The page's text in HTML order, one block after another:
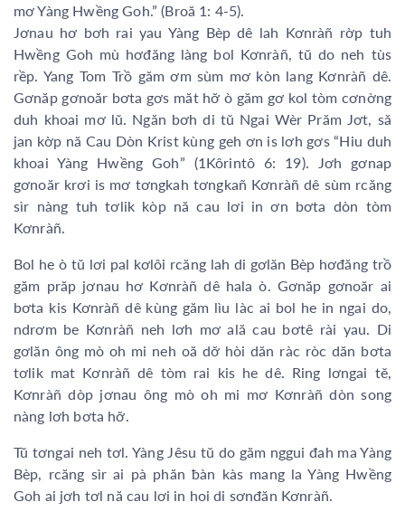
mơ Yàng Hwềng Goh.” (Broă 1: 4-5).
Jơnau hơ bơh rai yau Yàng Bèp dê lah Kơnràñ rờp tuh
Hwềng Goh mù hơđăng làng bol Kơnràñ, tŭ do neh tùs
rềp. Yang Tom Trồ găm ơm sùm mơ kòn lang Kơnràñ dê.
Gơnăp gơnoăr bơta gơs măt hơ̆ ò găm gơ kol tòm cơnờng
duh khoai mơ lŭ. Ngăn bơh di tŭ Ngai Wèr Prăm Jơt, să
jan kờp nă Cau Dòn Krist kùng geh ơn is lơh gơs “Hiu duh
khoai Yàng Hwềng Goh” (1Kôrintô 6: 19). Jơh gơnap
gơnoăr krơi is mơ tơngkah tơngkañ Kơnràñ dê sùm rcăng
sìr nàng tuh tơlik kòp nă cau lơi in ơn bơta dòn tòm
Kơnràñ.
Bol he ò tŭ lơi pal kơlôi rcăng lah di gơlăn Bèp hơđăng trồ
găm prăp jơnau hơ Kơnràñ dê hala ò. Gơnăp gơnoăr ai
bơta kis Kơnràñ dê kùng găm lìu làc ai bol he in ngai do,
ndrơm be Kơnràñ neh lơh mơ ală cau bơtê rài yau. Di
gơlăn ông mò oh mi neh oă dơ̆ hòi dăn ràc ròc dăn bơta
tơlik mat Kơnràñ dê tòm rai kis he dê. Ring lơngai tĕ,
Kơnràñ dòp jơnau ông mò oh mi mơ Kơnràñ dòn song
nàng lơh bơta hơ̆.
Tŭ tơngai neh tơl. Yàng Jêsu tŭ do găm nggui đah ma Yàng
Bèp, rcăng sìr ai pà phăn ƀàn kàs mang la Yàng Hwềng
Goh ai jơh tơl nă cau lơi in hoi di sơnđăn Kơnràñ.